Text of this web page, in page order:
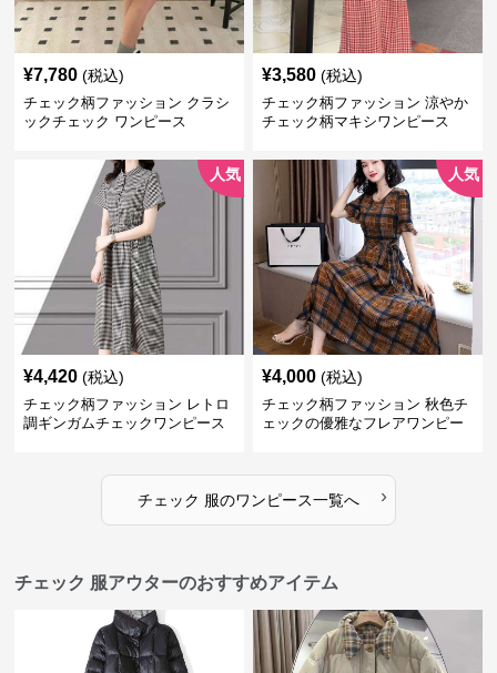
¥7,780 (税込)
チェック柄ファッション クラシ
ックチェック ワンピース
¥3,580 (税込)
チェック柄ファッション 涼やか
チェック柄マキシワンピース
人気
¥4,420 (税込)
チェック柄ファッション レトロ
調ギンガムチェックワンピース
人気
¥4,000 (税込)
チェック柄ファッション 秋色チ
ェックの優雅なフレアワンピー
チェック 服のワンピース一覧へ ›
チェック 服アウターのおすすめアイテム